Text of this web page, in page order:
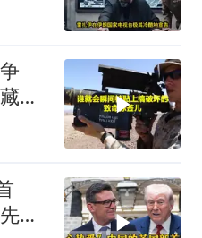
玄
给